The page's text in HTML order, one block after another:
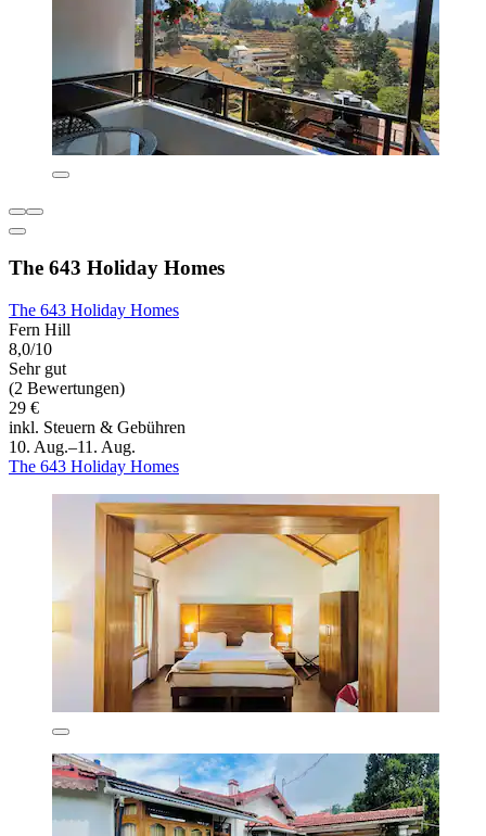
The 643 Holiday Homes
The 643 Holiday Homes
Fern Hill
8,0/10
Sehr gut
(2 Bewertungen)
29 €
inkl. Steuern & Gebühren
10. Aug.–11. Aug.
The 643 Holiday Homes